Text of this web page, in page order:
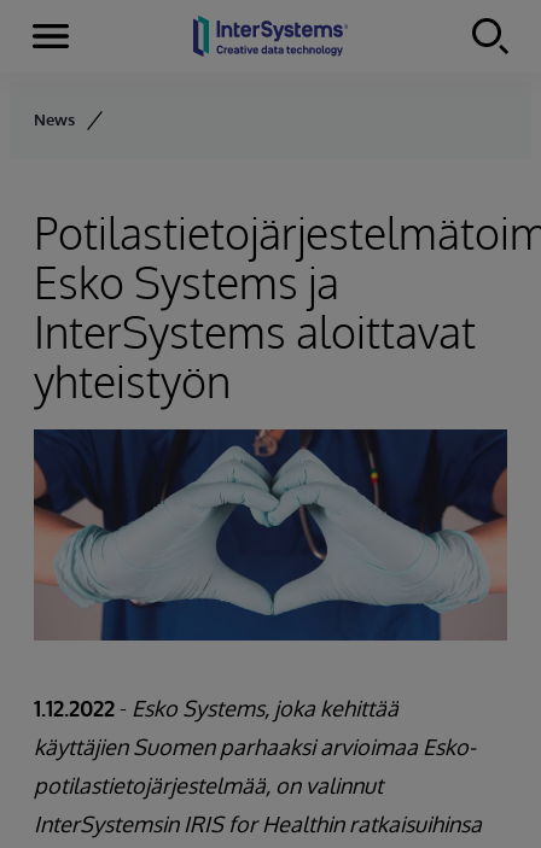
Skip to content
Menu
News
Esko Systems ja
InterSystems aloittavat
yhteistyön
1.12.2022- Esko Systems, joka kehittää
käyttäjien Suomen parhaaksi arvioimaa Esko-
potilastietojärjestelmää, on valinnut
InterSystemsin IRIS for Healthin ratkaisuihinsa